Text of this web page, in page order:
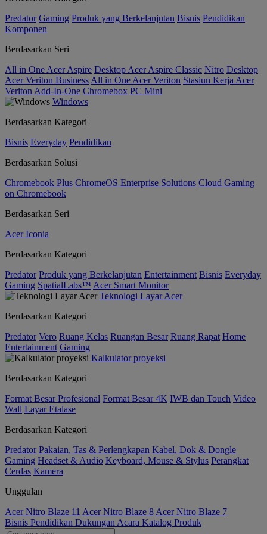
Predator Gaming Produk yang Berkelanjutan Bisnis Pendidikan
Komponen
Berdasarkan Seri
All in One Acer Aspire Desktop Acer Aspire Classic Nitro Desktop
Acer Veriton Business All in One Acer Veriton Stasiun Kerja Acer
Veriton Add-In-One Chromebox PC Mini
Windows
Berdasarkan Kategori
Bisnis Everyday Pendidikan
Berdasarkan Solusi
Chromebook Plus ChromeOS Enterprise Solutions Cloud Gaming
on Chromebook
Berdasarkan Seri
Acer Iconia
Berdasarkan Kategori
Predator Produk yang Berkelanjutan Entertainment Bisnis Everyday
Gaming SpatialLabs™ Acer Smart Monitor
Teknologi Layar Acer
Berdasarkan Kategori
Predator Vero Ruang Kelas Ruangan Besar Ruang Rapat Home
Entertainment Gaming
Kalkulator proyeksi
Berdasarkan Kategori
Format Besar Profesional Format Besar 4K IWB dan Touch Video
Wall Layar Etalase
Berdasarkan Kategori
Predator Pakaian, Tas & Perlengkapan Kabel, Dok & Dongle
Gaming Headset & Audio Keyboard, Mouse & Stylus Perangkat
Cerdas Kamera
Unggulan
Acer Nitro Blaze 11 Acer Nitro Blaze 8 Acer Nitro Blaze 7
Bisnis Pendidikan Dukungan Acara Katalog Produk